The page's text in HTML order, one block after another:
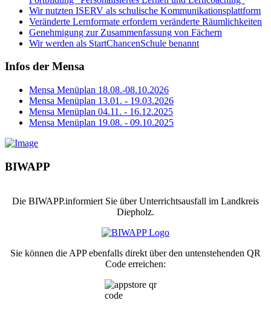
Wir nutzten ISERV als schulische Kommunikationsplattform
Veränderte Lernformate erfordern veränderte Räumlichkeiten
Genehmigung zur Zusammenfassung von Fächern
Wir werden als StartChancenSchule benannt
Infos der Mensa
Mensa Menüplan 18.08.-08.10.2026
Mensa Menüplan 13.01. - 19.03.2026
Mensa Menüplan 04.11. - 16.12.2025
Mensa Menüplan 19.08. - 09.10.2025
BIWAPP
Die BIWAPP.informiert Sie über Unterrichtsausfall im Landkreis
Diepholz.
Sie können die APP ebenfalls direkt über den untenstehenden QR
Code erreichen: